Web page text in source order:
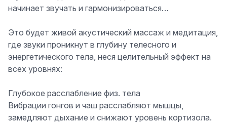
начинает звучать и гармонизироваться…
Это будет живой акустический массаж и медитация,
где звуки проникнут в глубину телесного и
энергетического тела, неся целительный эффект на
всех уровнях:
Глубокое расслабление физ. тела
Вибрации гонгов и чаш расслабляют мышцы,
замедляют дыхание и снижают уровень кортизола.